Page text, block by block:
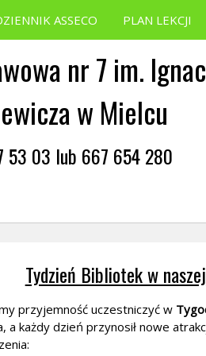
ASSECO PLAN LEKCJI
nr 7 im.
w Mielcu
53 03 lub 667 654 280
Tydzień Bibliotek w
przyjemność uczestniczyć w
a każdy dzień przynosił nowe